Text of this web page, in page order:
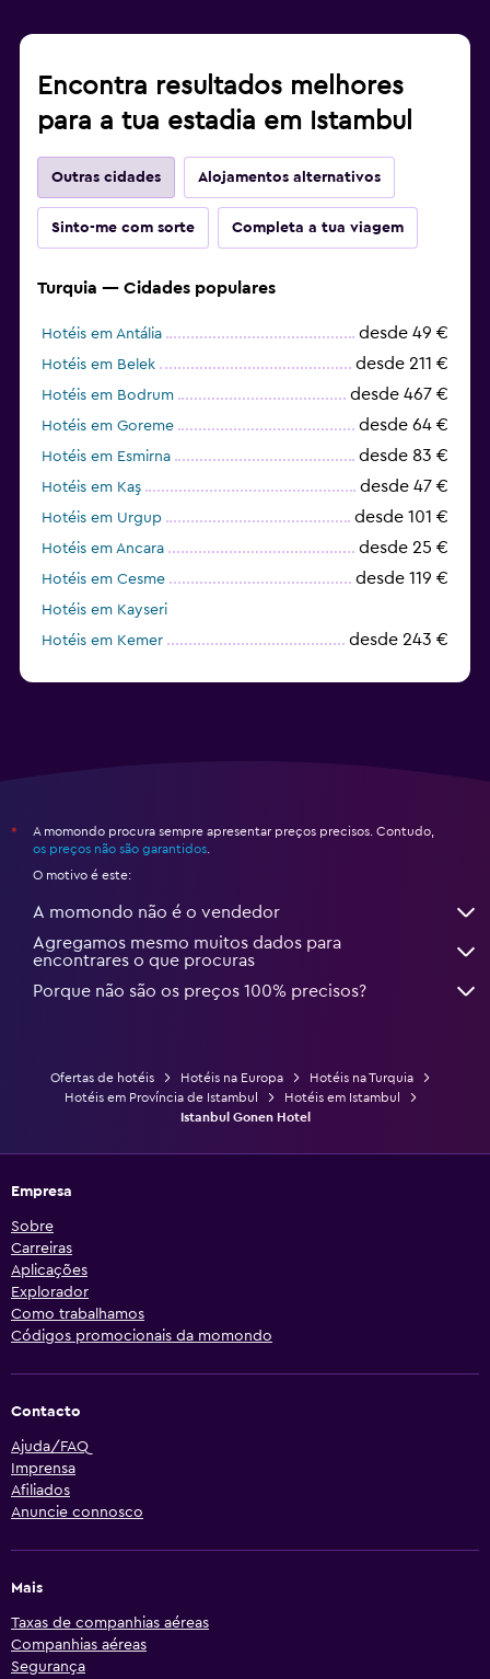
Encontra resultados melhores
para a tua estadia em Istambul
Outras cidades Alojamentos alternativos
Sinto-me com sorte Completa a tua viagem
Turquia — Cidades populares
Hotéis em Antália desde 49 €
Hotéis em Belek desde 211 €
Hotéis em Bodrum desde 467 €
Hotéis em Goreme desde 64 €
Hotéis em Esmirna desde 83 €
Hotéis em Kaş desde 47 €
Hotéis em Urgup desde 101 €
Hotéis em Ancara desde 25 €
Hotéis em Cesme desde 119 €
Hotéis em Kayseri
Hotéis em Kemer
desde 243 €
*
A momondo procura sempre apresentar preços precisos. Contudo,
os preços não são garantidos
O motivo é este:
A momondo não é o vendedor
Agregamos mesmo muitos dados para
encontrares o que procuras
Porque não são os preços 100% precisos?
Ofertas de hotéis Hotéis na Europa
Hotéis na Turquia
Hotéis em Província de Istambul
Hotéis em Istambul
Istanbul Gonen Hotel
Empresa
Sobre
Carreiras
Aplicações
Explorador
Como trabalhamos
Códigos promocionais da momondo
Contacto
Ajuda/FAQ
Imprensa
Afiliados
Anuncie connosco
Mais
Taxas de companhias aéreas
Companhias aéreas
Segurança